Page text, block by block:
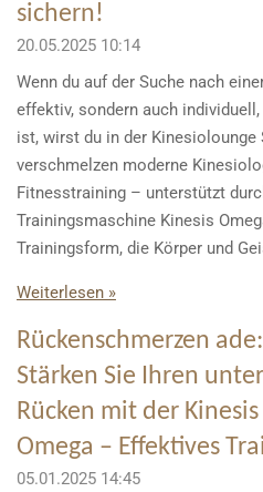
sichern!
20.05.2025 10:14
Wenn du auf der Suche nach
effektiv, sondern auch
ist, wirst du in der Kinesiolounge
verschmelzen moderne
Fitnesstraining – unterstützt
Trainingsmaschine Kinesis
Trainingsform, die Körper und
Weiterlesen »
Rückenschmerzen ade:
Stärken Sie Ihren
Rücken mit der Kinesis
Omega – Effektives
05.01.2025 14:45